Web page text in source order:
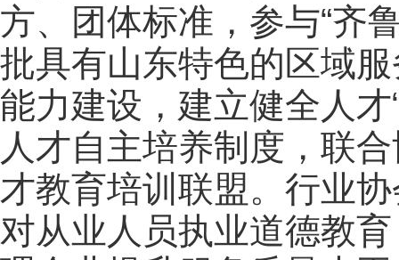
方、团体标准，参与“齐
批具有山东特色的区域
能力建设，建立健全人
人才自主培养制度，联
才教育培训 联盟。行业
对从业人员执业道德教